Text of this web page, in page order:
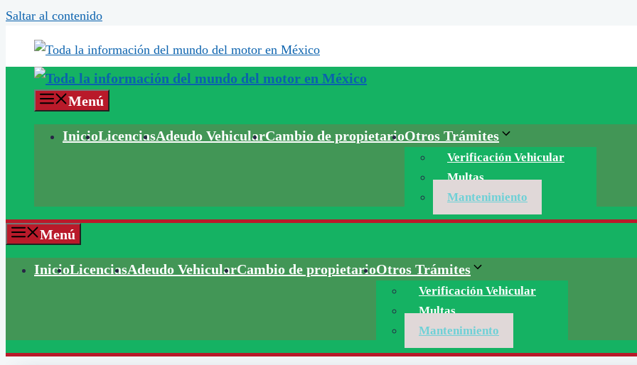
Saltar al contenido
Menú
InicioLicenciasAdeudo VehicularCambio de propietarioOtros Trámites
Verificación Vehicular
Multas
Mantenimiento
Menú
InicioLicenciasAdeudo VehicularCambio de propietarioOtros Trámites
Verificación Vehicular
Multas
Mantenimiento